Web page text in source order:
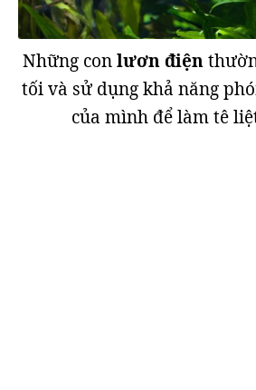
Những conlươn điện
tối và sử dụng khả năng
của mình để làm tê